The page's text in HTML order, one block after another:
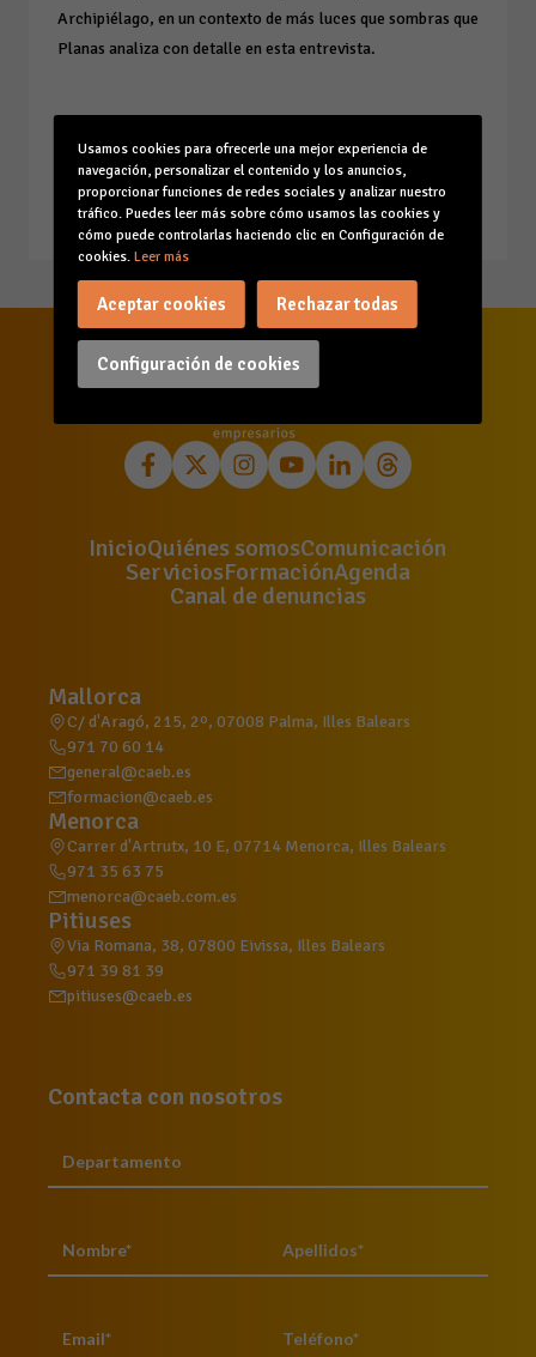
Archipiélago, en un contexto de más luces que sombras que
Planas analiza con detalle en esta entrevista.
03/04/2023
InicioQuiénes somosComunicación
ServiciosFormaciónAgenda
Canal de denuncias
Mallorca
C/ d'Aragó, 215, 2º, 07008 Palma, Illes Balears
971 70 60 14
general@caeb.es
formacion@caeb.es
Menorca
Carrer d'Artrutx, 10 E, 07714 Menorca, Illes Balears
971 35 63 75
menorca@caeb.com.es
Pitiuses
Via Romana, 38, 07800 Eivissa, Illes Balears
971 39 81 39
pitiuses@caeb.es
Contacta con nosotros
Usamos cookies para ofrecerle una mejor experiencia de
navegación, personalizar el contenido y los anuncios,
proporcionar funciones de redes sociales y analizar nuestro
tráfico. Puedes leer más sobre cómo usamos las cookies y
cómo puede controlarlas haciendo clic en Configuración de
cookies. Leer más
Configuración de cookies
Aceptar cookies Rechazar todas